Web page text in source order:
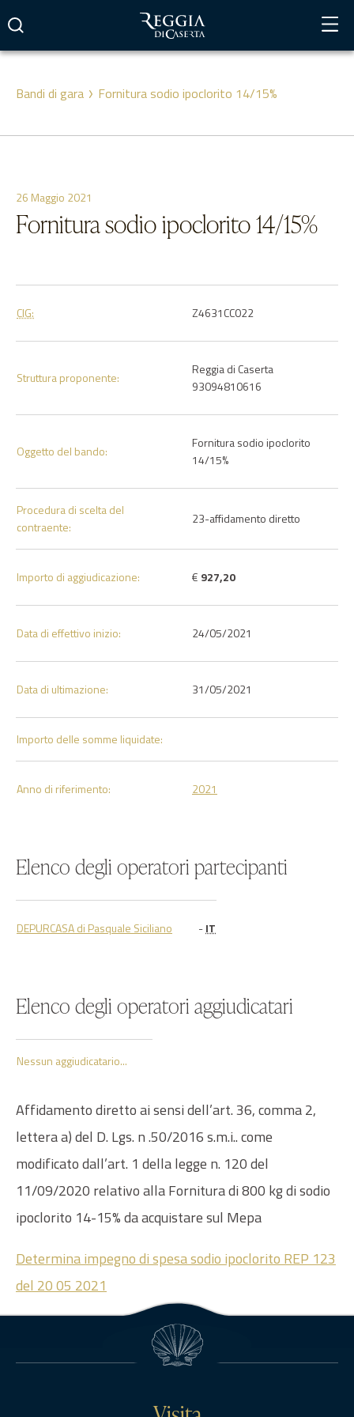
contenuto
Bandi di gara Fornitura sodio ipoclorito 14/15%
26 Maggio 2021
Fornitura sodio ipoclorito 14/15%
CIG: Z4631CC022
Struttura proponente:
Reggia di Caserta
93094810616
Oggetto del bando:
Fornitura sodio ipoclorito
14/15%
Procedura di scelta del
contraente:
23-affidamento diretto
Importo di aggiudicazione: € 927,20
Data di effettivo inizio: 24/05/2021
Data di ultimazione: 31/05/2021
Importo delle somme liquidate:
Anno di riferimento: 2021
Elenco degli operatori partecipanti
DEPURCASA di Pasquale Siciliano -IT
Elenco degli operatori aggiudicatari
Nessun aggiudicatario...
Affidamento diretto ai sensi dell’art. 36, comma 2,
lettera a) del D. Lgs. n .50/2016 s.m.i.. come
modificato dall’art. 1 della legge n. 120 del
11/09/2020 relativo alla Fornitura di 800 kg di sodio
ipoclorito 14-15% da acquistare sul Mepa
Determina impegno di spesa sodio ipoclorito REP 123
del 20 05 2021